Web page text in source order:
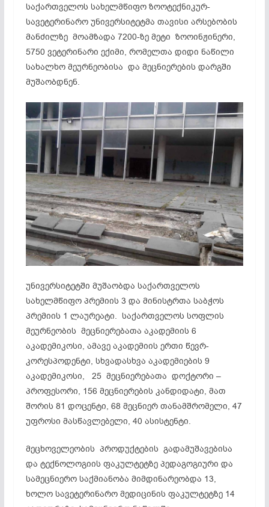
საქართველოს სახელმწიფო ზოოტექნიკურ-
სავეტერინარო უნივერსიტეტმა თავისი არსებობის
მანძილზე მოამზადა 7200-ზე მეტი ზოოინჟინერი,
5750 ვეტერინარი ექიმი, რომელთა დიდი ნაწილი
სახალხო მეურნეობისა და მეცნიერების დარგში
მუშაობდნენ.
უნივერსიტეტში მუშაობდა საქართველოს
სახელმწიფო პრემიის 3 და მინისტრთა საბჭოს
პრემიის 1 ლაურეატი. საქართველოს სოფლის
მეურნეობის მეცნიერებათა აკადემიის 6
აკადემიკოსი, ამავე აკადემიის ერთი წევრ-
კორესპოდენტი, სხვადასხვა აკადემიების 9
აკადემიკოსი, 25 მეცნიერებათა დოქტორი –
პროფესორი, 156 მეცნიერების კანდიდატი, მათ
შორის 81 დოცენტი, 68 მეცნიერ თანამშრომელი, 47
უფროსი მასწავლებელი, 40 ასისტენტი.
მეცხოველეობის პროდუქტების გადამუშავებისა
და ტექნოლოგიის ფაკულტეტზე პედაგოგიური და
სამეცნიერო საქმიანობა მიმდინარეობდა 13,
ხოლო სავეტერინარო მედიცინის ფაკულტეტზე 14